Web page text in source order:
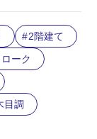
2階建て
ーク
目調